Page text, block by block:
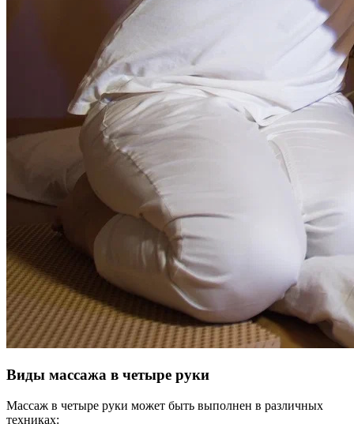
Виды массажа в четыре руки
Массаж в четыре руки может быть выполнен в различных
техниках: